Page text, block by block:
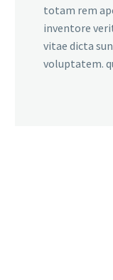
totam rem
inventore
vitae dicta
voluptatem.